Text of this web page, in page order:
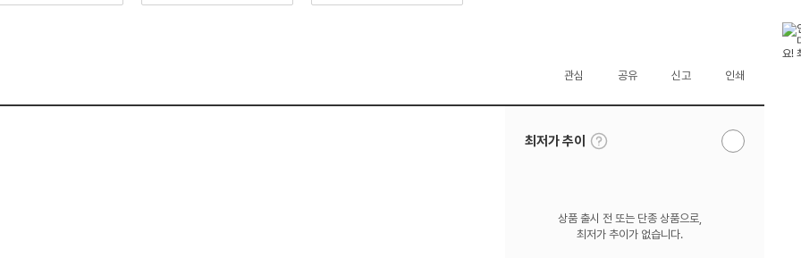
관심 공유 신고 인쇄
최저가 추이
툴
팁
알
상품 출시 전 또는 단종 상품으로,
최저가 추이가 없습니다.